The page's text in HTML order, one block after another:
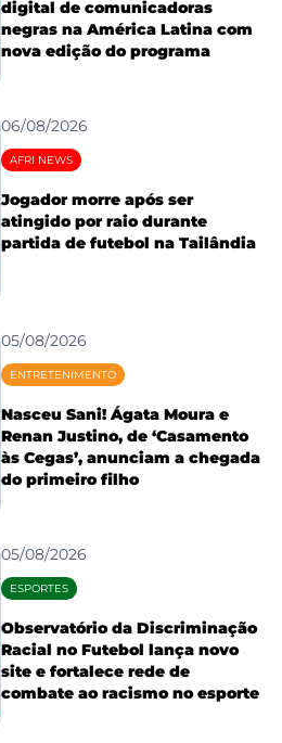
digital de comunicadoras
negras na América Latina com
nova edição do programa
06/08/2026
AFRI NEWS
Jogador morre após ser
atingido por raio durante
partida de futebol na Tailândia
05/08/2026
ENTRETENIMENTO
Nasceu Sani! Ágata Moura e
Renan Justino, de ‘Casamento
às Cegas’, anunciam a chegada
do primeiro filho
05/08/2026
ESPORTES
Observatório da Discriminação
Racial no Futebol lança novo
site e fortalece rede de
combate ao racismo no esporte